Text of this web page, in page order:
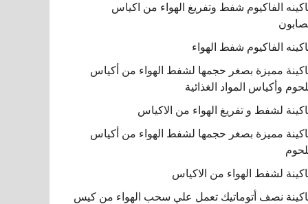
الفاكيوم شفط وتفريغ الهواء من اكياس
الفاكيوم شفط الهواء
مميزة بصغر حجمها لشفط الهواء من أكياس
وأكياس المواد الغذائية
لشفط و تفريغ الهواء من الاكياس
مميزة بصغر حجمها لشفط الهواء من أكياس
لشفط الهواء من الاكياس
نصف أتوماتيك تعمل علي سحب الهواء من كيس